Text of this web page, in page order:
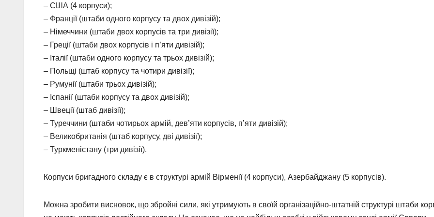
– США (4 корпуси);
– Франції (штаби одного корпусу та двох дивізій);
– Німеччини (штаби двох корпусів та три дивізії);
– Греції (штаби двох корпусів і п’яти дивізій);
– Італії (штаби одного корпусу та трьох дивізій);
– Польщі (штаб корпусу та чотири дивізії);
– Румунії (штаби трьох дивізій);
– Іспанії (штаби корпусу та двох дивізій);
– Швеції (штаб дивізії);
– Туреччини (штаби чотирьох армій, дев’яти корпусів, п’яти дивізій);
– Великобританія (штаб корпусу, дві дивізії);
– Туркменістану (три дивізії).
Корпуси бригадного складу є в структурі армій Вірменії (4 корпуси), Азербайджану (5 корпусів).
Можна зробити висновок, що збройні сили, які утримують в своїй організаційно-штатній структурі штаби